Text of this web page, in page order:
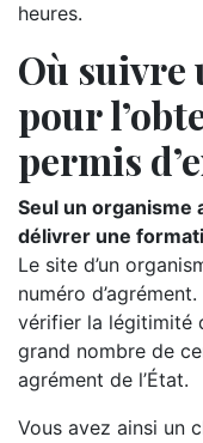
heures.
Où
pour
permis
Seul un organisme
délivrer une
Le site d’un
numéro
vérifier la légitimité
grand nombre de
agrément de l’État.
Vous avez ainsi un